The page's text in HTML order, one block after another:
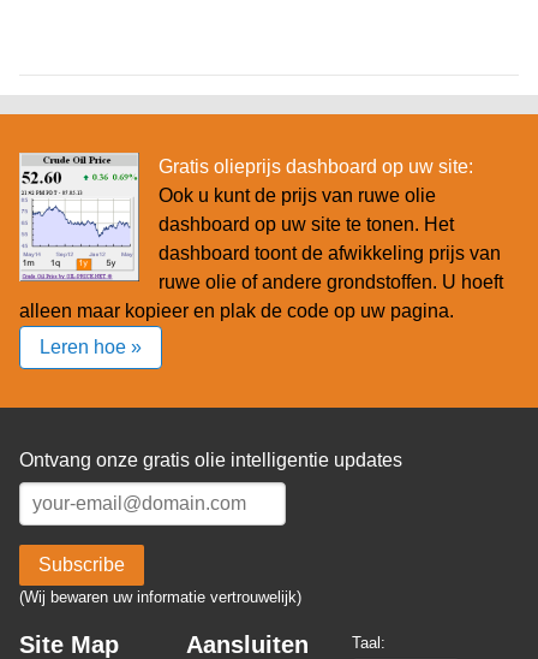
Gratis olieprijs dashboard op uw site:
Ook u kunt de prijs van ruwe olie
dashboard op uw site te tonen. Het
dashboard toont de afwikkeling prijs van
ruwe olie of andere grondstoffen. U hoeft
alleen maar kopieer en plak de code op uw pagina.
Leren hoe »
Ontvang onze gratis olie intelligentie updates
Subscribe
(Wij bewaren uw informatie vertrouwelijk)
Site Map Aansluiten Taal: